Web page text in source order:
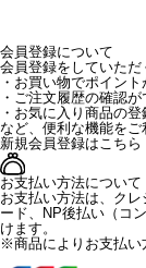
会員登録について
会員登録をしていただ
・お買い物でポイン
・ご注文履歴の確認が
・お気に入り商品の
など、便利な機能をご
新規会員登録はこちら
お支払い方法について
お支払い方法は、ク
ード、NP後払い（コ
けます。
※商品によりお支払い